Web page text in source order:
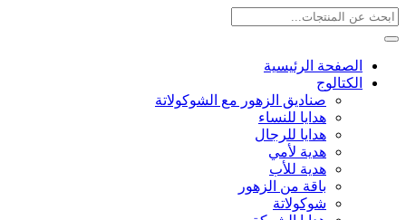
الصفحة الرئيسية
الكتالوج
صناديق الزهور مع الشوكولاتة
هدايا للنساء
هدايا للرجال
هدية لأمي
هدية للأب
باقة من الزهور
شوكولاتة